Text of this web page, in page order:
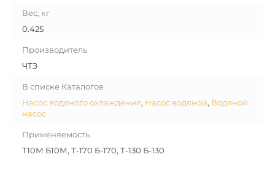
Вес, кг
0.425
Производитель
ЧТЗ
В списке Каталогов
Насос водяного охлаждения, Насос водяной, Водяной
насос
Применяемость
Т10М Б10М, Т-170 Б-170, Т-130 Б-130